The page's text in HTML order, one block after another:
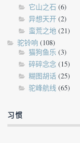
它山之石 (6)
异想天开 (2)
蛮荒之地 (21)
驼铃响 (108)
猫狗鱼乐 (3)
碎碎念念 (15)
糊图胡话 (25)
驼峰航线 (65)
习惯